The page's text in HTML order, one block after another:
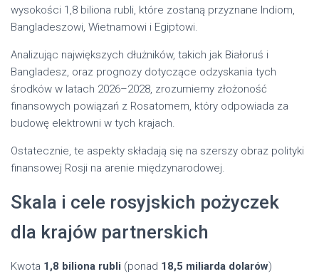
wysokości 1,8 biliona rubli, które zostaną przyznane Indiom,
Bangladeszowi, Wietnamowi i Egiptowi.
Analizując największych dłużników, takich jak Białoruś i
Bangladesz, oraz prognozy dotyczące odzyskania tych
środków w latach 2026–2028, zrozumiemy złożoność
finansowych powiązań z Rosatomem, który odpowiada za
budowę elektrowni w tych krajach.
Ostatecznie, te aspekty składają się na szerszy obraz polityki
finansowej Rosji na arenie międzynarodowej.
Skala i cele rosyjskich pożyczek
dla krajów partnerskich
Kwota 1,8 biliona rubli (ponad 18,5 miliarda dolarów)